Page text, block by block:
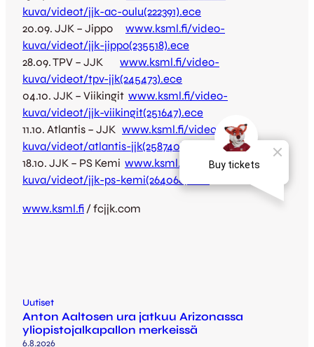
kuva/videot/jjk-ac-oulu(222391).ece
20.09. JJK – Jippo www.ksml.fi/video-
kuva/videot/jjk-jippo(235518).ece
28.09. TPV – JJK www.ksml.fi/video-
kuva/videot/tpv-jjk(245473).ece
04.10. JJK – Viikingit www.ksml.fi/video-
kuva/videot/jjk-viikingit(251647).ece
11.10. Atlantis – JJK www.ksml.fi/video-
kuva/videot/atlantis-jjk(258740).ece
18.10. JJK – PS Kemi www.ksml.fi/video-
kuva/videot/jjk-ps-kemi(264068).ece
www.ksml.fi / fcjjk.com
Uutiset
Anton Aaltosen ura jatkuu Arizonassa
yliopistojalkapallon merkeissä
6.8.2026